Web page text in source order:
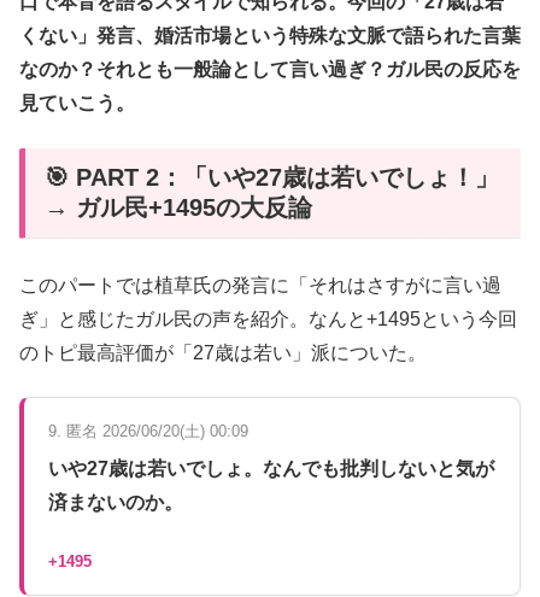
くない」発言、婚活市場という特殊な文脈で語られた言葉
なのか？それとも一般論として言い過ぎ？ガル民の反応を
見ていこう。
🎯 PART 2：「いや27歳は若いでしょ！」
→ ガル民+1495の大反論
このパートでは植草氏の発言に「それはさすがに言い過
ぎ」と感じたガル民の声を紹介。なんと+1495という今回
のトピ最高評価が「27歳は若い」派についた。
9. 匿名 2026/06/20(土) 00:09
いや27歳は若いでしょ。なんでも批判しないと気が
済まないのか。
+1495